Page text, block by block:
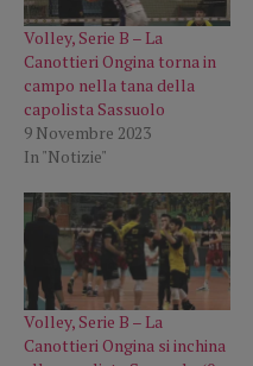
Volley, Serie B – La
Canottieri Ongina torna in
campo nella tana della
capolista Sassuolo
9 Novembre 2023
In "Notizie"
Volley, Serie B – La
Canottieri Ongina si inchina